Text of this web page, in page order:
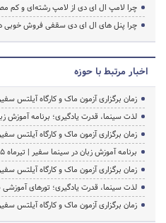
چرا لامپ ال ای دی از لامپ رشته‌ای و کم
چرا پنل های ال ای دی سقفی فروش خوبی
اخبار مرتبط با حوزه
زمان برگزاری آزمون ماک و کارگاه آیلتس سفیر در
لذت سینما، قدرت یادگیری؛ برنامه آموزش
زمان برگزاری آزمون ماک و کارگاه آیلتس سفیر در
برنامه آموزش زبان در سینما سفیر | تیرماه ۱۴۰۵
زمان برگزاری آزمون ماک و کارگاه آیلتس سفیر در
لذت سینما، قدرت یادگیری؛ تورهای آموزشی
زمان برگزاری آزمون ماک و کارگاه آیلتس سفیر